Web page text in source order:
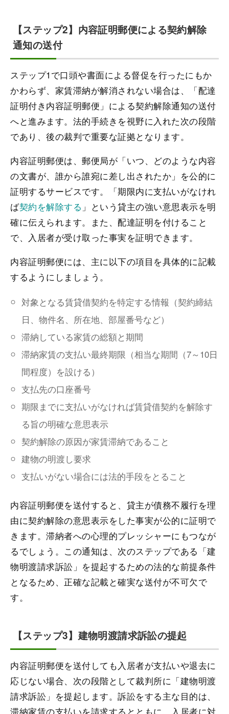
【ステップ2】内容証明郵便による契約解除
通知の送付
ステップ1で口頭や書面による督促を行ったにもか
かわらず、家賃滞納が解消されない場合は、「配達
証明付き内容証明郵便」による契約解除通知の送付
へと進みます。法的手続きを視野に入れた次の段階
であり、後の裁判で重要な証拠となります。
内容証明郵便は、郵便局が「いつ、どのような内容
の文書が、誰から誰宛に差し出されたか」を公的に
証明するサービスです。「期限内に支払いがなけれ
ば契約を解除する 」という貸主の強い意思表示を明
確に伝えられます。また、配達証明を付けること
で、入居者が受け取った事実を証明できます。
内容証明郵便には、主に以下の項目を具体的に記載
するようにしましょう。
対象となる賃貸借契約を特定する情報（契約締結
日、物件名、所在地、部屋番号など）
滞納している家賃の総額と期間
滞納家賃の支払い最終期限（相当な期間（7～10日
間程度）を設ける）
支払先の口座番号
期限までに支払いがなければ賃貸借契約を解除す
る旨の明確な意思表示
契約解除の原因が家賃滞納であること
建物の明渡し要求
支払いがない場合には法的手段をとること
内容証明郵便を送付すると、貸主が債務不履行を理
由に契約解除の意思表示をした事実が公的に証明で
きます。滞納者への心理的プレッシャーにもつなが
るでしょう。この通知は、次のステップである「建
物明渡請求訴訟」を提起するための法的な前提条件
となるため、正確な記載と確実な送付が不可欠で
す。
【ステップ3】建物明渡請求訴訟の提起
内容証明郵便を送付しても入居者が支払いや退去に
応じない場合、次の段階として裁判所に「建物明渡
請求訴訟」を提起します。訴訟をする主な目的は、
滞納家賃の支払いを請求するとともに、入居者に対